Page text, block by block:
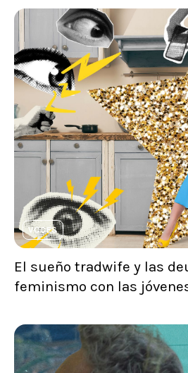
VOCES
El sueño tradwife y las
feminismo con las